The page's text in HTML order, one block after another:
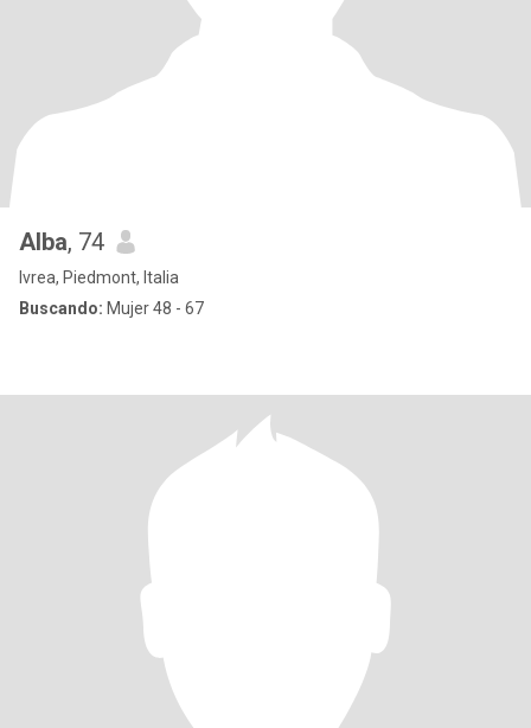
Alba, 74
Ivrea, Piedmont, Italia
Buscando: Mujer 48 - 67